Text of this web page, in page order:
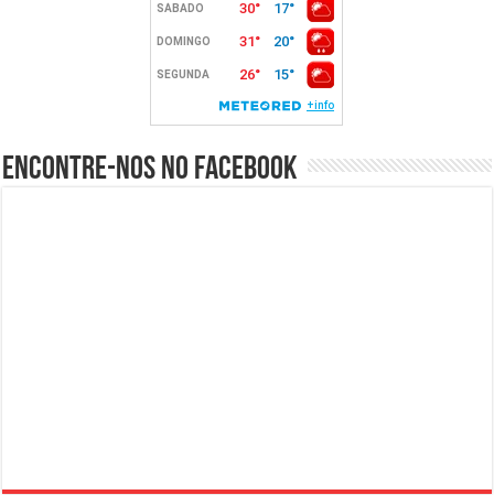
Encontre-nos no Facebook